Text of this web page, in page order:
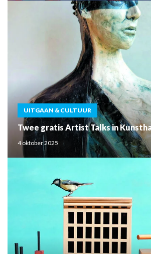
UITGAAN & CULTUUR
Twee gratis Artist Talks in
4 oktober 2025